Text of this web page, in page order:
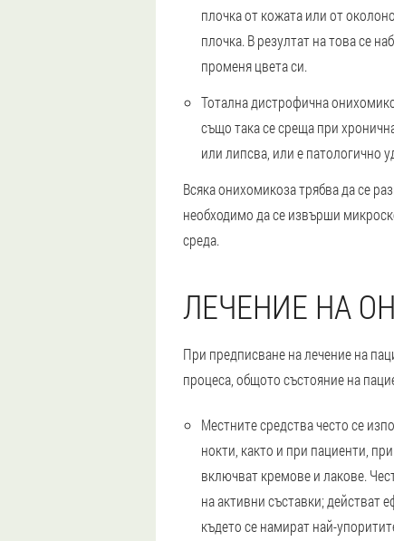
плочка от кожата или от
плочка. В резултат на това се
променя цвета си.
Тотална дистрофична
също така се среща при
или липсва, или е патологично
Всяка онихомикоза трябва да се
необходимо да се извърши
среда.
ЛЕЧЕНИЕ НА
При предписване на лечение на
процеса, общото състояние на
Местните средства често се
нокти, както и при пациенти,
включват кремове и лакове.
на активни съставки; действат
където се намират най-